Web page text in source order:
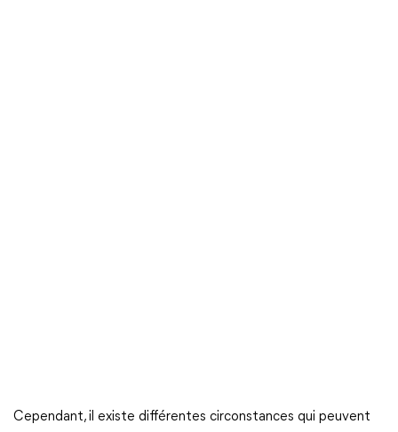
Cependant, il existe différentes circonstances qui peuvent